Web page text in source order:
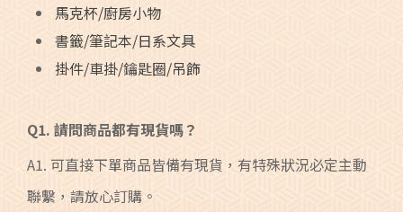
馬克杯/廚房小物
書籤/筆記本/日系文具
掛件/車掛/鑰匙圈/吊飾
Q1. 請問商品都有現貨嗎？
A1. 可直接下單商品皆備有現貨，有特殊狀況必定主動
聯繫，請放心訂購。